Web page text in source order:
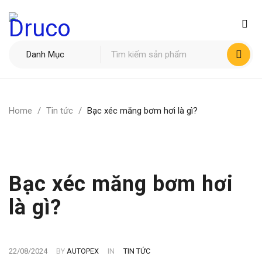
Home / Tin tức / Bạc xéc măng bơm hơi là gì?
Bạc xéc măng bơm hơi
là gì?
22/08/2024 BY AUTOPEX IN TIN TỨC